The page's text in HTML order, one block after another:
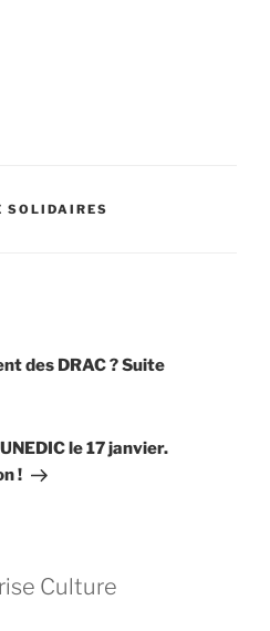
SOLIDAIRES
des DRAC ? Suite
le 17 janvier.
!
Culture